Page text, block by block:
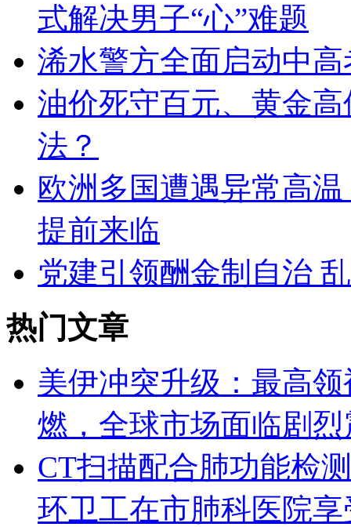
式解决男子“心”难题
浠水警方全面启动中
油价死守百元、黄金
法？
欧洲多国遭遇异常高
提前来临
党建引领酬金制自治
热门文章
美伊冲突升级：最高
燃，全球市场面临剧烈
CT扫描配合肺功能检
环卫工在市肺科医院